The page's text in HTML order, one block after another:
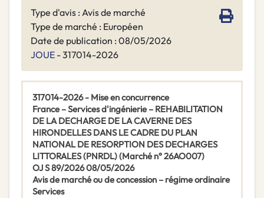
Type d'avis : Avis de marché
Type de marché : Européen
Date de publication : 08/05/2026
JOUE - 317014-2026
317014-2026 - Mise en concurrence
France – Services d'ingénierie – REHABILITATION
DE LA DECHARGE DE LA CAVERNE DES
HIRONDELLES DANS LE CADRE DU PLAN
NATIONAL DE RESORPTION DES DECHARGES
LITTORALES (PNRDL) (Marché n° 26AO007)
OJ S 89/2026 08/05/2026
Avis de marché ou de concession – régime ordinaire
Services